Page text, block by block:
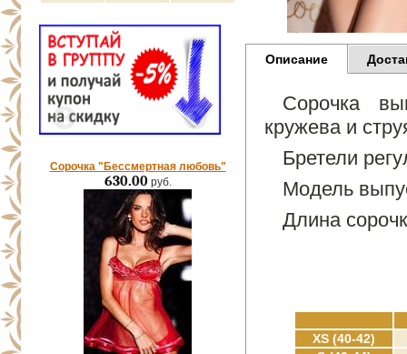
Сорочка "Бессмертная любовь"
630.00руб.
Описание
Сорочка
кружева и
Бретели
Модель
Длина
XS (40-42)